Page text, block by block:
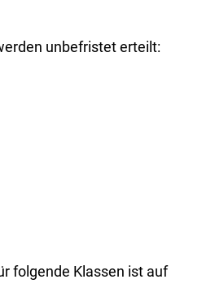
unbefristet erteilt:
folgende Klassen ist auf